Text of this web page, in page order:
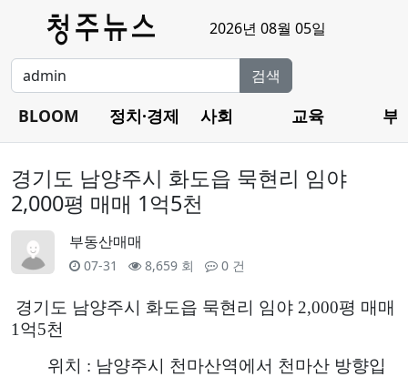
2026년 08월 05일
검색
BLOOM 정치·경제 사회 교육 부
경기도 남양주시 화도읍 묵현리 임야
2,000평 매매 1억5천
부동산매매
07-31 8,659 회 0 건
경기도 남양주시 화도읍 묵현리 임야 2,000평 매매
1 억5천
위치 : 남양주시 천마산역에서 천마산 방향입